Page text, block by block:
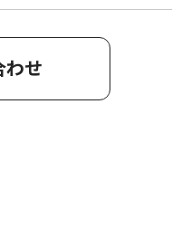
わせ